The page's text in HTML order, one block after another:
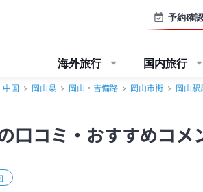
予約確認
海外旅行 国内旅行
中国 岡山県 岡山・吉備路 岡山市街 岡山駅
口コミ・おすすめコメ